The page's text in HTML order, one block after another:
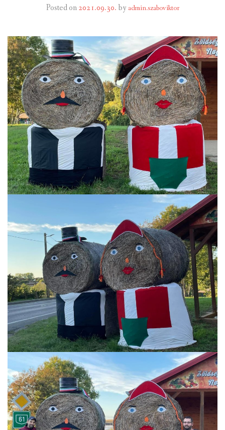
INFORMÁCIÓK
GALÉRIA
KAPCSOLAT
LETÖLTHETŐ NYOMTATVÁNYOK
VÁLASZTÁS 2026
TELEPÜLÉSIKÉPVISELŐI VAGYONNYILATKOZATOK – 2026.
ÉV
ROMA NEMZETISÉGI ÖNKORMÁNYZATI KÉPVISELŐK
Posted on2021.09.30.by admin.szaboviktor